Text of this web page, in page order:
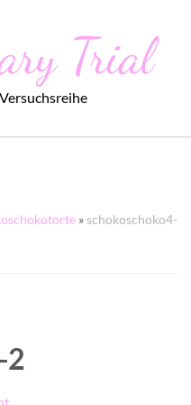
Trial
» schokoschoko4-
2